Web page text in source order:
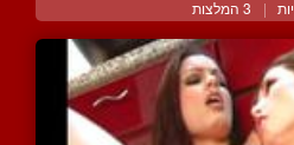
| 3 המלצות